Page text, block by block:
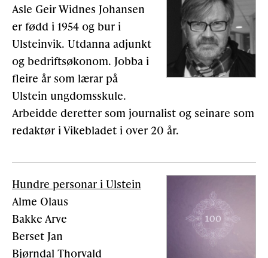
Asle Geir Widnes Johansen
er fødd i 1954 og bur i
Ulsteinvik. Utdanna adjunkt
og bedriftsøkonom. Jobba i
fleire år som lærar på
Ulstein ungdomsskule.
Arbeidde deretter som journalist og seinare som
redaktør i Vikebladet i over 20 år.
Hundre personar i Ulstein
Alme Olaus
Bakke Arve
Berset Jan
Bjørndal Thorvald